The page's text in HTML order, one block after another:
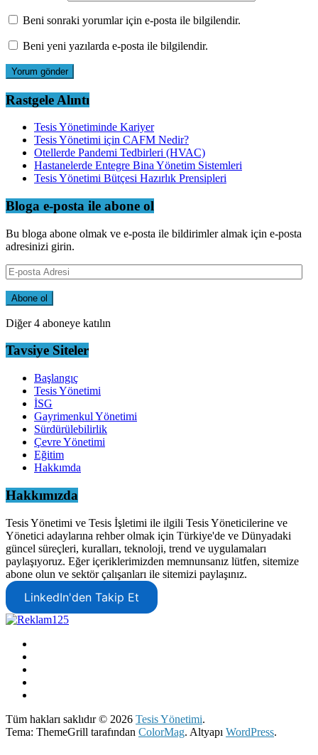
Beni sonraki yorumlar için e-posta ile bilgilendir.
Beni yeni yazılarda e-posta ile bilgilendir.
Rastgele Alıntı
Tesis Yönetiminde Kariyer
Tesis Yönetimi için CAFM Nedir?
Otellerde Pandemi Tedbirleri (HVAC)
Hastanelerde Entegre Bina Yönetim Sistemleri
Tesis Yönetimi Bütçesi Hazırlık Prensipleri
Bloga e-posta ile abone ol
Bu bloga abone olmak ve e-posta ile bildirimler almak için e-posta
adresinizi girin.
E-
posta
Adresi
Abone ol
Diğer 4 aboneye katılın
Tavsiye Siteler
Başlangıç
Tesis Yönetimi
İSG
Gayrimenkul Yönetimi
Sürdürülebilirlik
Çevre Yönetimi
Eğitim
Hakkımda
Hakkımızda
Tesis Yönetimi ve Tesis İşletimi ile ilgili Tesis Yöneticilerine ve
Yönetici adaylarına rehber olmak için Türkiye'de ve Dünyadaki
güncel süreçleri, kuralları, teknoloji, trend ve uygulamaları
paylaşıyoruz. Eğer içeriklerimizden memnunsanız lütfen, sitemize
abone olun ve sektör çalışanları ile sitemizi paylaşınız.
LinkedIn'den Takip Et
Tüm hakları saklıdır © 2026 Tesis Yönetimi.
Tema: ThemeGrill tarafından ColorMag. Altyapı WordPress.